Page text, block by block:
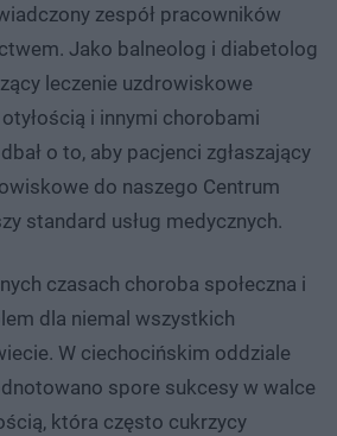
zespół pracowników
Jako balneolog i diabetolog
leczenie uzdrowiskowe
i innymi chorobami
o to, aby pacjenci zgłaszający
do naszego Centrum
standard usług medycznych.
czasach choroba społeczna i
dla niemal wszystkich
W ciechocińskim oddziale
spore sukcesy w walce
która często cukrzycy